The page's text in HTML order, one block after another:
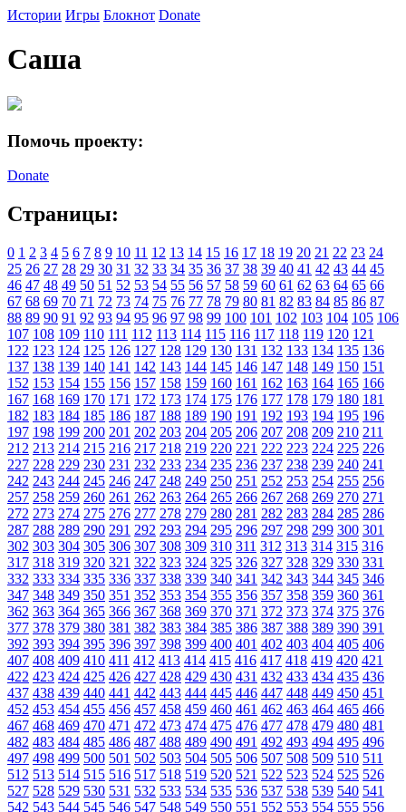
Истории Игры Блокнот Donate
Саша
Помочь проекту:
Donate
Страницы:
0 1 2 3 4 5 6 7 8 9 10 11 12 13 14 15 16 17 18 19 20 21 22 23 24
25 26 27 28 29 30 31 32 33 34 35 36 37 38 39 40 41 42 43 44 45
46 47 48 49 50 51 52 53 54 55 56 57 58 59 60 61 62 63 64 65 66
67 68 69 70 71 72 73 74 75 76 77 78 79 80 81 82 83 84 85 86 87
88 89 90 91 92 93 94 95 96 97 98 99 100 101 102 103 104 105 106
107 108 109 110 111 112 113 114 115 116 117 118 119 120 121
122 123 124 125 126 127 128 129 130 131 132 133 134 135 136
137 138 139 140 141 142 143 144 145 146 147 148 149 150 151
152 153 154 155 156 157 158 159 160 161 162 163 164 165 166
167 168 169 170 171 172 173 174 175 176 177 178 179 180 181
182 183 184 185 186 187 188 189 190 191 192 193 194 195 196
197 198 199 200 201 202 203 204 205 206 207 208 209 210 211
212 213 214 215 216 217 218 219 220 221 222 223 224 225 226
227 228 229 230 231 232 233 234 235 236 237 238 239 240 241
242 243 244 245 246 247 248 249 250 251 252 253 254 255 256
257 258 259 260 261 262 263 264 265 266 267 268 269 270 271
272 273 274 275 276 277 278 279 280 281 282 283 284 285 286
287 288 289 290 291 292 293 294 295 296 297 298 299 300 301
302 303 304 305 306 307 308 309 310 311 312 313 314 315 316
317 318 319 320 321 322 323 324 325 326 327 328 329 330 331
332 333 334 335 336 337 338 339 340 341 342 343 344 345 346
347 348 349 350 351 352 353 354 355 356 357 358 359 360 361
362 363 364 365 366 367 368 369 370 371 372 373 374 375 376
377 378 379 380 381 382 383 384 385 386 387 388 389 390 391
392 393 394 395 396 397 398 399 400 401 402 403 404 405 406
407 408 409 410 411 412 413 414 415 416 417 418 419 420 421
422 423 424 425 426 427 428 429 430 431 432 433 434 435 436
437 438 439 440 441 442 443 444 445 446 447 448 449 450 451
452 453 454 455 456 457 458 459 460 461 462 463 464 465 466
467 468 469 470 471 472 473 474 475 476 477 478 479 480 481
482 483 484 485 486 487 488 489 490 491 492 493 494 495 496
497 498 499 500 501 502 503 504 505 506 507 508 509 510 511
512 513 514 515 516 517 518 519 520 521 522 523 524 525 526
527 528 529 530 531 532 533 534 535 536 537 538 539 540 541
542 543 544 545 546 547 548 549 550 551 552 553 554 555 556